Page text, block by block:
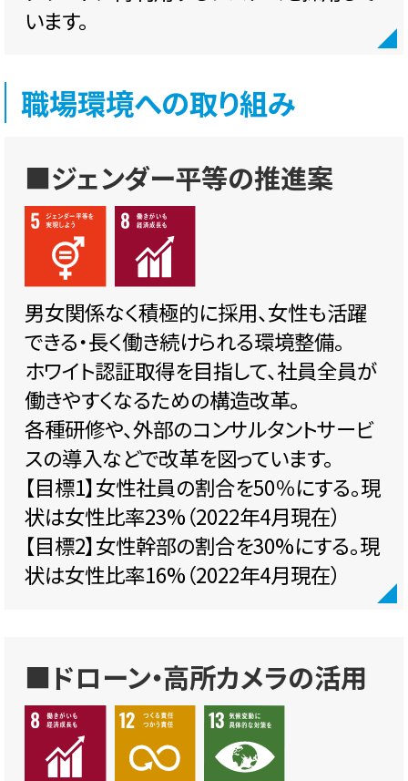
います。
職場環境への取り組み
■ジェンダー平等の推進案
男女関係なく積極的に採用、女性も活躍
できる・長く働き続けられる環境整備。
ホワイト認証取得を目指して、社員全員が
働きやすくなるための構造改革。
各種研修や、外部のコンサルタントサービ
スの導入などで改革を図っています。
【目標1】女性社員の割合を50％にする。現
状は女性比率23%（2022年4月現在）
【目標2】女性幹部の割合を30%にする。現
状は女性比率16%（2022年4月現在）
■ドローン・高所カメラの活用